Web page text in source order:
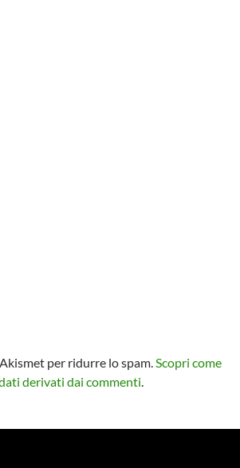
per ridurre lo spam.Scopri come
derivati dai commenti.